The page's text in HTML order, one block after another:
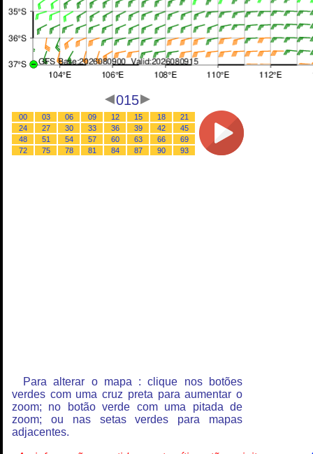
015
00 03 06 09 12 15 18
21
24
27 30 33 36 39 42
45
48
51 54 57 60 63 66
69
72
75 78 81 84 87 90 93
Para alterar o mapa : clique nos botões
verdes com uma cruz preta para aumentar o
zoom; no botão verde com uma pitada de
zoom; ou nas setas verdes para mapas
adjacentes.